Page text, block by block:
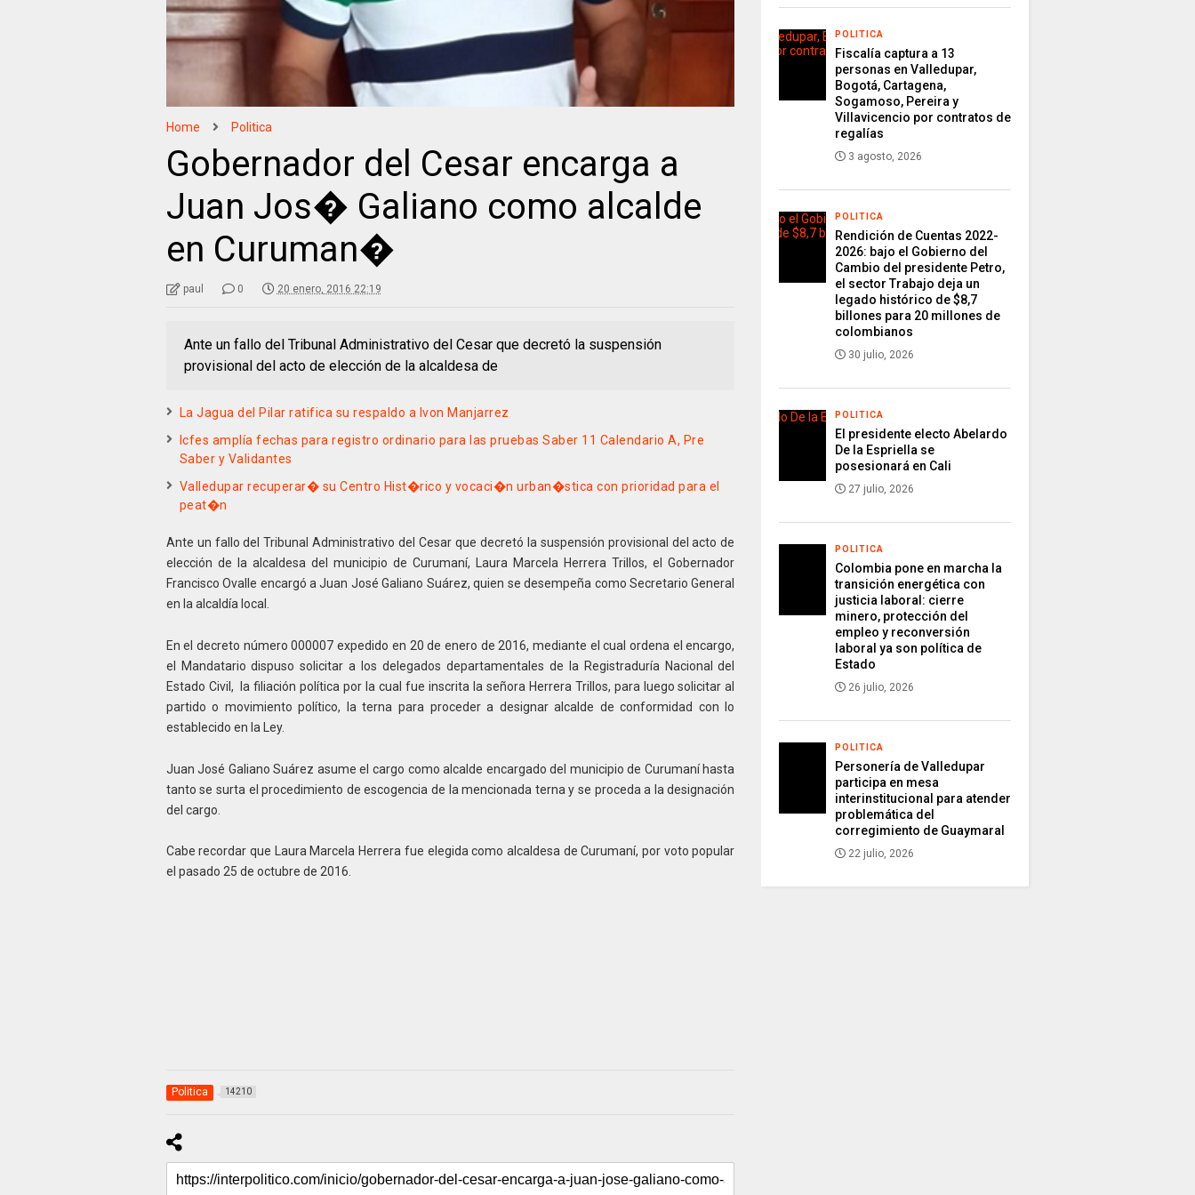
Home Politica
Gobernador del Cesar encarga a
Juan Jos� Galiano como alcalde
en Curuman�
paul 0 20 enero, 2016 22:19
Ante un fallo del Tribunal Administrativo del Cesar que decretó la suspensión
provisional del acto de elección de la alcaldesa de
La Jagua del Pilar ratifica su respaldo a Ivon Manjarrez
Icfes amplía fechas para registro ordinario para las pruebas Saber 11 Calendario A, Pre
Saber y Validantes
Valledupar recuperar� su Centro Hist�rico y vocaci�n urban�stica con prioridad para el
peat�n
Ante un fallo del Tribunal Administrativo del Cesar que decretó la suspensión provisional del acto de
elección de la alcaldesa del municipio de Curumaní, Laura Marcela Herrera Trillos, el Gobernador
Francisco Ovalle encargó a Juan José Galiano Suárez, quien se desempeña como Secretario General
en la alcaldía local.
En el decreto número 000007 expedido en 20 de enero de 2016, mediante el cual ordena el encargo,
el Mandatario dispuso solicitar a los delegados departamentales de la Registraduría Nacional del
Estado Civil, la filiación política por la cual fue inscrita la señora Herrera Trillos, para luego solicitar al
partido o movimiento político, la terna para proceder a designar alcalde de conformidad con lo
establecido en la Ley.
Juan José Galiano Suárez asume el cargo como alcalde encargado del municipio de Curumaní hasta
tanto se surta el procedimiento de escogencia de la mencionada terna y se proceda a la designación
del cargo.
Cabe recordar que Laura Marcela Herrera fue elegida como alcaldesa de Curumaní, por voto popular
el pasado 25 de octubre de 2016.
Politica 14210
POLITICA
Fiscalía captura a 13
personas en Valledupar,
Bogotá, Cartagena,
Sogamoso, Pereira y
Villavicencio por contratos de
regalías
3 agosto, 2026
POLITICA
Rendición de Cuentas 2022-
2026: bajo el Gobierno del
Cambio del presidente Petro,
el sector Trabajo deja un
legado histórico de $8,7
billones para 20 millones de
colombianos
30 julio, 2026
POLITICA
El presidente electo Abelardo
De la Espriella se
posesionará en Cali
27 julio, 2026
POLITICA
Colombia pone en marcha la
transición energética con
justicia laboral: cierre
minero, protección del
empleo y reconversión
laboral ya son política de
Estado
26 julio, 2026
POLITICA
Personería de Valledupar
participa en mesa
interinstitucional para atender
problemática del
corregimiento de Guaymaral
22 julio, 2026